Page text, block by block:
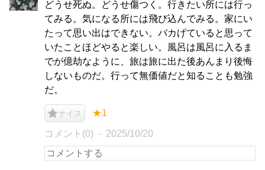
どうせ死ぬ。どうせ傷つく。行きたい所には行っ
てみる。気になる所には飛び込んでみる。家にい
たって思い出はできない。バカげていると思って
いたことほどやると楽しい。風呂は風呂に入るま
でが億劫なように、旅は旅に出た後あんまり後悔
しないものだ。行って無価値だと知ることも勉強
だ。
ナイス ★1
コメント(0) 2025/10/20